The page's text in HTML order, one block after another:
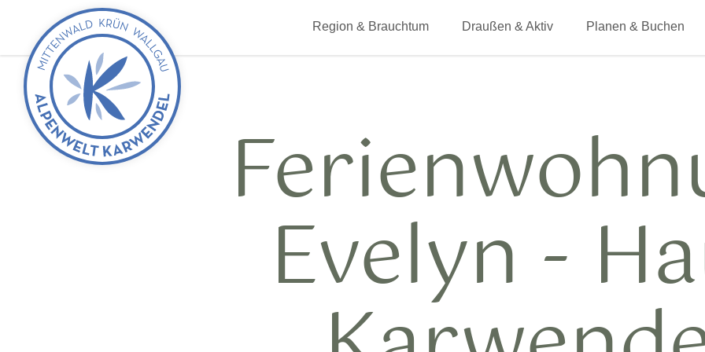
Region & Brauchtum Draußen & Aktiv Planen & Buchen
zurück
zur
Startseite
Evelyn -